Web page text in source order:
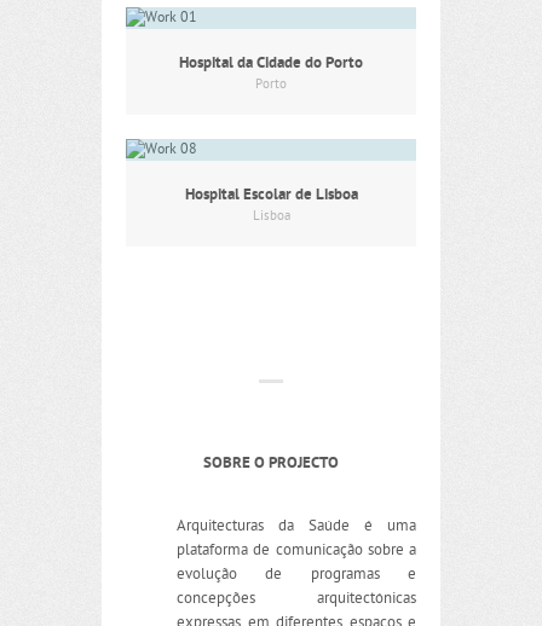
Hospital da Cidade do Porto
Porto
Hospital Escolar de Lisboa
Lisboa
SOBRE O PROJECTO
Arquitecturas da Saúde é uma
plataforma de comunicação sobre a
evolução de programas e
concepções arquitectónicas